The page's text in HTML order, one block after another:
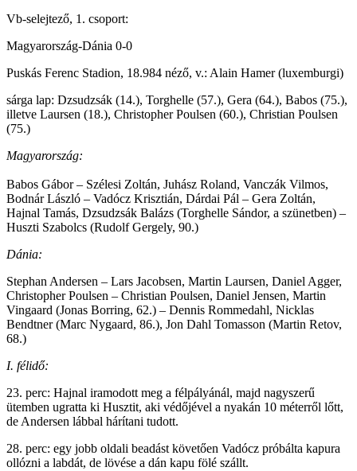
Vb-selejtező, 1. csoport:
Magyarország-Dánia 0-0
Puskás Ferenc Stadion, 18.984 néző, v.: Alain Hamer (luxemburgi)
sárga lap: Dzsudzsák (14.), Torghelle (57.), Gera (64.), Babos (75.),
illetve Laursen (18.), Christopher Poulsen (60.), Christian Poulsen
(75.)
Magyarország:
Babos Gábor – Szélesi Zoltán, Juhász Roland, Vanczák Vilmos,
Bodnár László – Vadócz Krisztián, Dárdai Pál – Gera Zoltán,
Hajnal Tamás, Dzsudzsák Balázs (Torghelle Sándor, a szünetben) –
Huszti Szabolcs (Rudolf Gergely, 90.)
Dánia:
Stephan Andersen – Lars Jacobsen, Martin Laursen, Daniel Agger,
Christopher Poulsen – Christian Poulsen, Daniel Jensen, Martin
Vingaard (Jonas Borring, 62.) – Dennis Rommedahl, Nicklas
Bendtner (Marc Nygaard, 86.), Jon Dahl Tomasson (Martin Retov,
68.)
I. félidő:
23. perc: Hajnal iramodott meg a félpályánál, majd nagyszerű
ütemben ugratta ki Husztit, aki védőjével a nyakán 10 méterről lőtt,
de Andersen lábbal hárítani tudott.
28. perc: egy jobb oldali beadást követően Vadócz próbálta kapura
ollózni a labdát, de lövése a dán kapu fölé szállt.